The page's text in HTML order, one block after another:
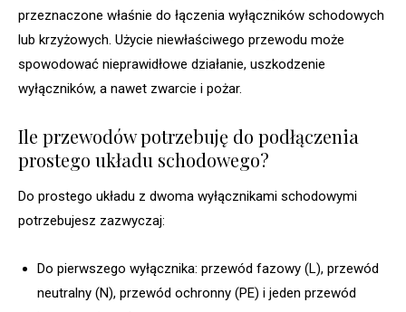
przeznaczone właśnie do łączenia wyłączników schodowych
lub krzyżowych. Użycie niewłaściwego przewodu może
spowodować nieprawidłowe działanie, uszkodzenie
wyłączników, a nawet zwarcie i pożar.
Ile przewodów potrzebuję do podłączenia
prostego układu schodowego?
Do prostego układu z dwoma wyłącznikami schodowymi
potrzebujesz zazwyczaj:
Do pierwszego wyłącznika: przewód fazowy (L), przewód
neutralny (N), przewód ochronny (PE) i jeden przewód